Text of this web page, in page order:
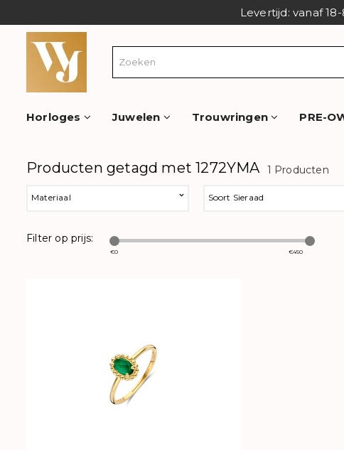
Levertijd: vanaf
Horloges Juwelen Trouwringen PRE-
Producten getagd met 1272YMA 1 Producten
Materiaal Soort Sieraad
Filter op prijs:
€0 €450